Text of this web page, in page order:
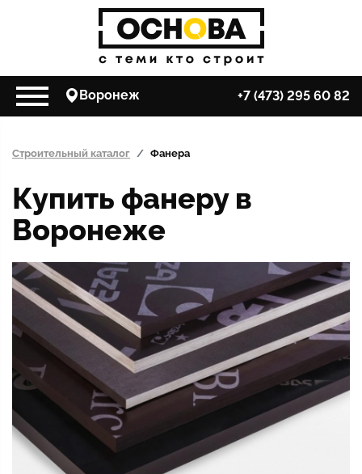
Воронеж +7 (473) 295 60 82
Строительный каталог Фанера
Купить фанеру в
Воронеже